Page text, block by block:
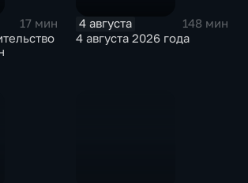
17 мин
4 августа
148 мин
4 августа 2026 года